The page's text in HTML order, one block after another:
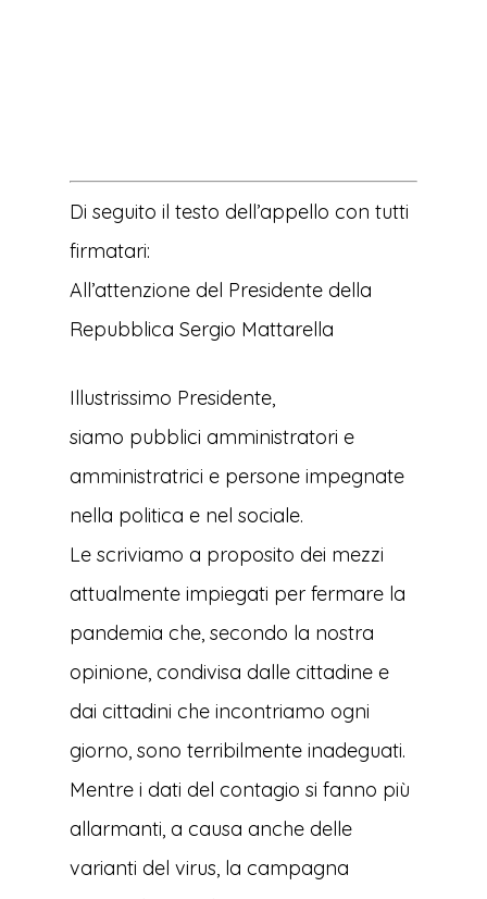
Di seguito il testo dell’appello con tutti
firmatari:
All’attenzione del Presidente della
Repubblica Sergio Mattarella
Illustrissimo Presidente,
siamo pubblici amministratori e
amministratrici e persone impegnate
nella politica e nel sociale.
Le scriviamo a proposito dei mezzi
attualmente impiegati per fermare la
pandemia che, secondo la nostra
opinione, condivisa dalle cittadine e
dai cittadini che incontriamo ogni
giorno, sono terribilmente inadeguati.
Mentre i dati del contagio si fanno più
allarmanti, a causa anche delle
varianti del virus, la campagna